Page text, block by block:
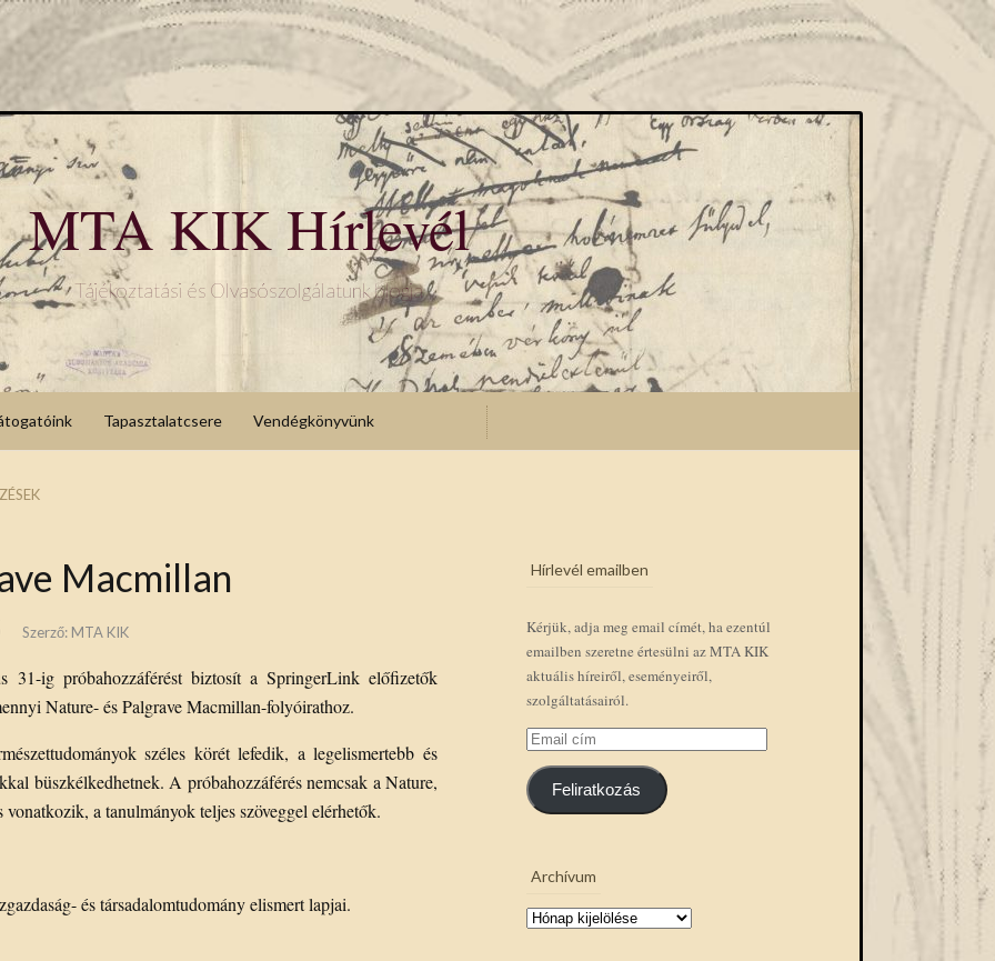
MTA KIK Hírlevél
Tájékoztatási és Olvasószolgálatunk blogja
Tapasztalatcsere Vendégkönyvünk
Macmillan
Szerző: MTA KIK
31-ig próbahozzáférést biztosít a SpringerLink előfizetők
Nature- és Palgrave Macmillan-folyóirathoz.
széles körét lefedik, a legelismertebb és
büszkélkedhetnek. A próbahozzáférés nemcsak a Nature,
a tanulmányok teljes szöveggel elérhetők.
és társadalomtudomány elismert lapjai.
Hírlevél emailben
Kérjük, adja meg email címét, ha ezentúl
emailben szeretne értesülni az MTA KIK
aktuális híreiről, eseményeiről,
szolgáltatásairól.
Email
cím
Feliratkozás
Archívum